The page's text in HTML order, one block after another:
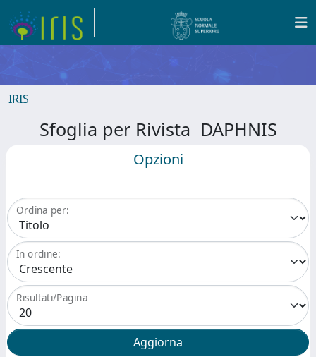
IRIS
Sfoglia per Rivista DAPHNIS
Opzioni
Ordina per:
In ordine:
Risultati/Pagina